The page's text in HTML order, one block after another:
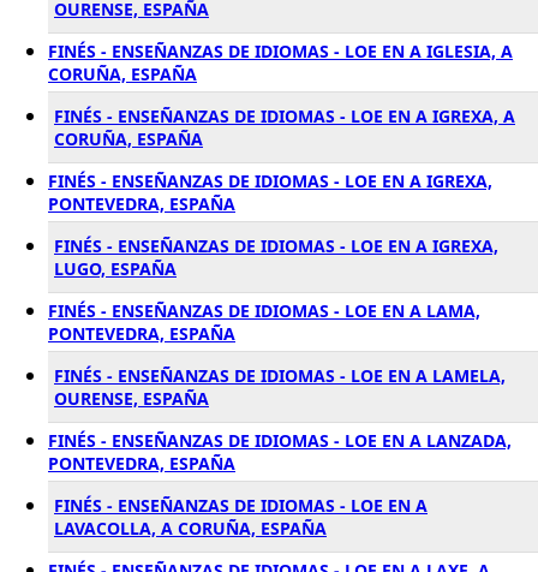
OURENSE, ESPAÑA
FINÉS - ENSEÑANZAS DE IDIOMAS - LOE EN A IGLESIA, A
CORUÑA, ESPAÑA
FINÉS - ENSEÑANZAS DE IDIOMAS - LOE EN A IGREXA, A
CORUÑA, ESPAÑA
FINÉS - ENSEÑANZAS DE IDIOMAS - LOE EN A IGREXA,
PONTEVEDRA, ESPAÑA
FINÉS - ENSEÑANZAS DE IDIOMAS - LOE EN A IGREXA,
LUGO, ESPAÑA
FINÉS - ENSEÑANZAS DE IDIOMAS - LOE EN A LAMA,
PONTEVEDRA, ESPAÑA
FINÉS - ENSEÑANZAS DE IDIOMAS - LOE EN A LAMELA,
OURENSE, ESPAÑA
FINÉS - ENSEÑANZAS DE IDIOMAS - LOE EN A LANZADA,
PONTEVEDRA, ESPAÑA
FINÉS - ENSEÑANZAS DE IDIOMAS - LOE EN A
LAVACOLLA, A CORUÑA, ESPAÑA